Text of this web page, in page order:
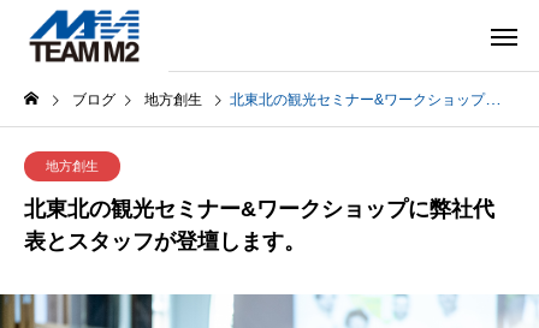
ブログ 地方創生 北東北の観光セミナー&ワークショップに弊社代表とスタッフが登壇します。
地方創生
北東北の観光セミナー&ワークショップに弊社代
表とスタッフが登壇します。